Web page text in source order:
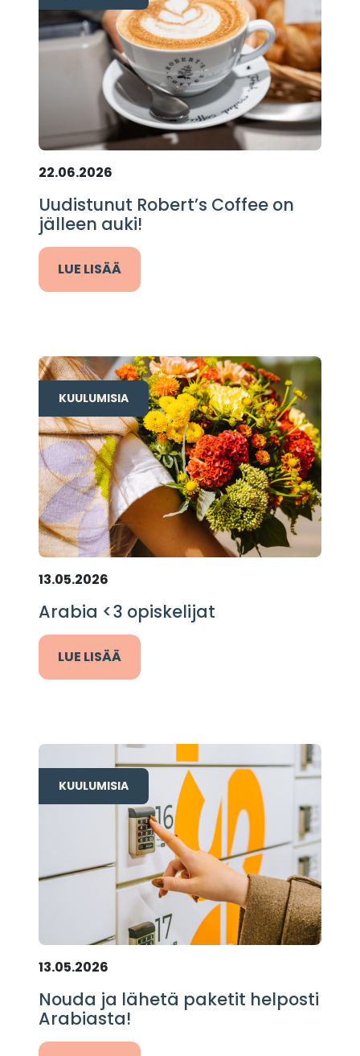
22.06.2026
Uudistunut Robert’s Coffee on
jälleen auki!
LUE LISÄÄ
KUULUMISIA
13.05.2026
Arabia <3 opiskelijat
LUE LISÄÄ
KUULUMISIA
13.05.2026
Nouda ja lähetä paketit helposti
Arabiasta!